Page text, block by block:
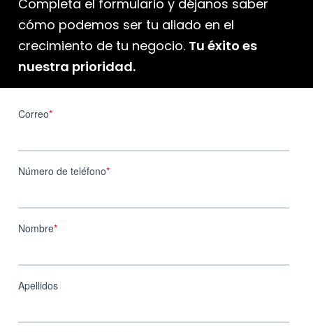
Completa el formulario y déjanos saber
cómo podemos ser tu aliado en el
crecimiento de tu negocio. Tu éxito es
nuestra prioridad.